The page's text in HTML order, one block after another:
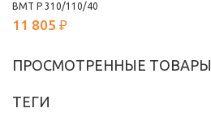
ВМТ Р 310/110/40
11 805 ₽
ПРОСМОТРЕННЫЕ ТОВАРЫ
ТЕГИ